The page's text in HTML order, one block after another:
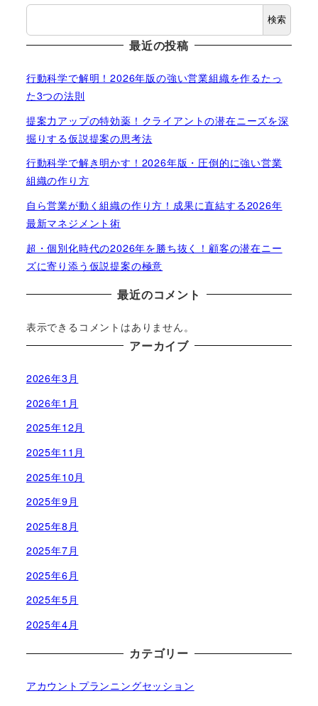
検索
最近の投稿
行動科学で解明！2026年版の強い営業組織を作るたっ
た3つの法則
提案力アップの特効薬！クライアントの潜在ニーズを深
掘りする仮説提案の思考法
行動科学で解き明かす！2026年版・圧倒的に強い営業
組織の作り方
自ら営業が動く組織の作り方！成果に直結する2026年
最新マネジメント術
超・個別化時代の2026年を勝ち抜く！顧客の潜在ニー
ズに寄り添う仮説提案の極意
最近のコメント
表示できるコメントはありません。
アーカイブ
2026年3月
2026年1月
2025年12月
2025年11月
2025年10月
2025年9月
2025年8月
2025年7月
2025年6月
2025年5月
2025年4月
カテゴリー
アカウントプランニングセッション